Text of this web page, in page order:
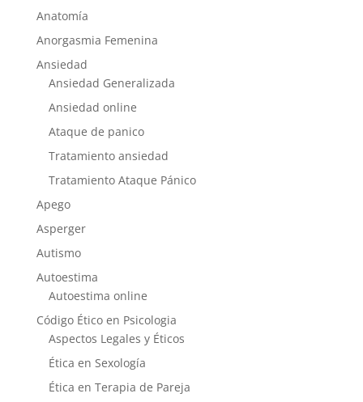
Anatomía
Anorgasmia Femenina
Ansiedad
Ansiedad Generalizada
Ansiedad online
Ataque de panico
Tratamiento ansiedad
Tratamiento Ataque Pánico
Apego
Asperger
Autismo
Autoestima
Autoestima online
Código Ético en Psicologia
Aspectos Legales y Éticos
Ética en Sexología
Ética en Terapia de Pareja